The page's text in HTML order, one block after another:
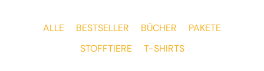
ALLE BESTSELLER BÜCHER
PAKETE
STOFFTIERE
T-SHIRTS